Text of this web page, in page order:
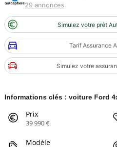
29 annonces
Simulez votre prêt
Tarif Assurance
Simulez votre
Informations clés : voiture Ford
Prix
39 990 €
Modèle